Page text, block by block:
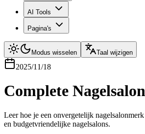
AI Tools
Pagina's
Modus wisselen Taal wijzigen
2025/11/18
Complete
Leer hoe je een onvergetelijk
en budgetvriendelijke nagelsalons.